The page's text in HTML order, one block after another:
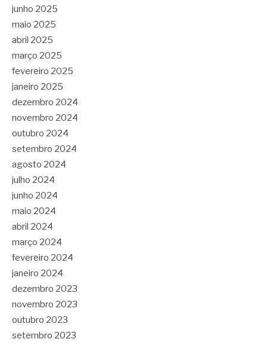
junho 2025
maio 2025
abril 2025
março 2025
fevereiro 2025
janeiro 2025
dezembro 2024
novembro 2024
outubro 2024
setembro 2024
agosto 2024
julho 2024
junho 2024
maio 2024
abril 2024
março 2024
fevereiro 2024
janeiro 2024
dezembro 2023
novembro 2023
outubro 2023
setembro 2023